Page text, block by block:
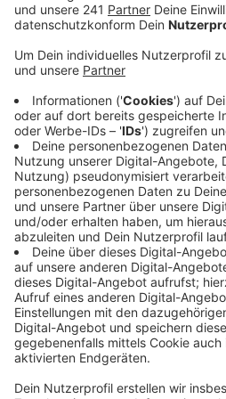
Anzeige
in dessen Wohnung beleidigt,
einem Messer verletzt haben.
wurde noch am gleichen
festgenommen, gleichzeitig
einem bisher unbekannten
verletzte 33-jährige hat die
Staatsbürgerschaft und soll
absolvieren. Die beiden
rassistisch beschimpft haben.
Hinweise auf einen
deshalb hat der Staatsschutz
Ermittlungen übernommen. Im
spontan etwa 150 Menschen
versammelt.